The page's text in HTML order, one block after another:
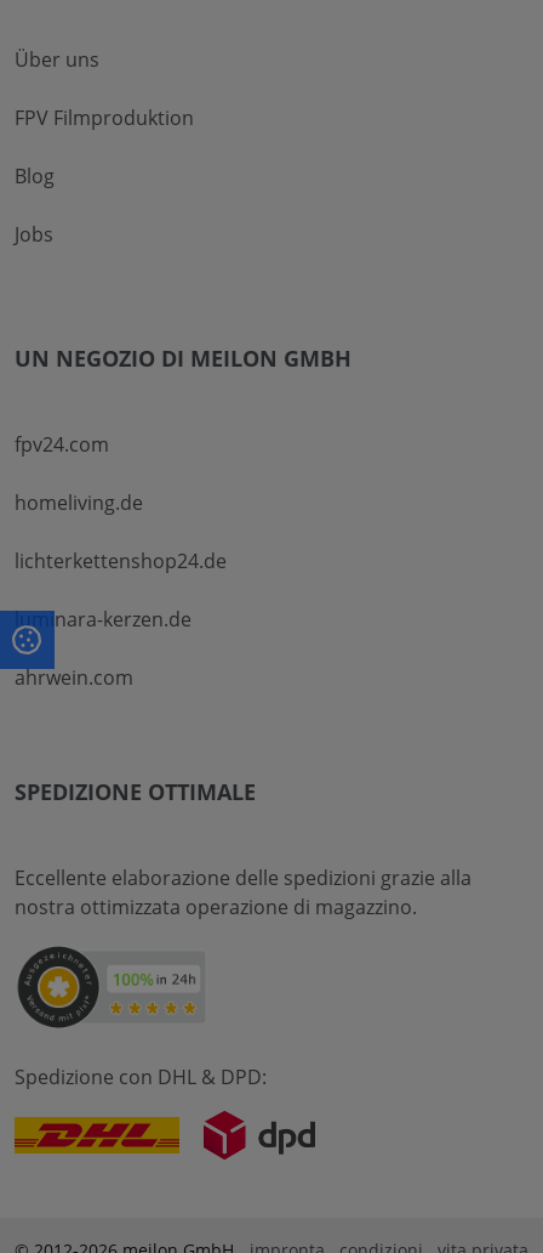
Über uns
FPV Filmproduktion
Blog
Jobs
UN NEGOZIO DI MEILON GMBH
fpv24.com
homeliving.de
lichterkettenshop24.de
luminara-kerzen.de
ahrwein.com
SPEDIZIONE OTTIMALE
Eccellente elaborazione delle spedizioni grazie alla
nostra ottimizzata operazione di magazzino.
Spedizione con DHL & DPD: